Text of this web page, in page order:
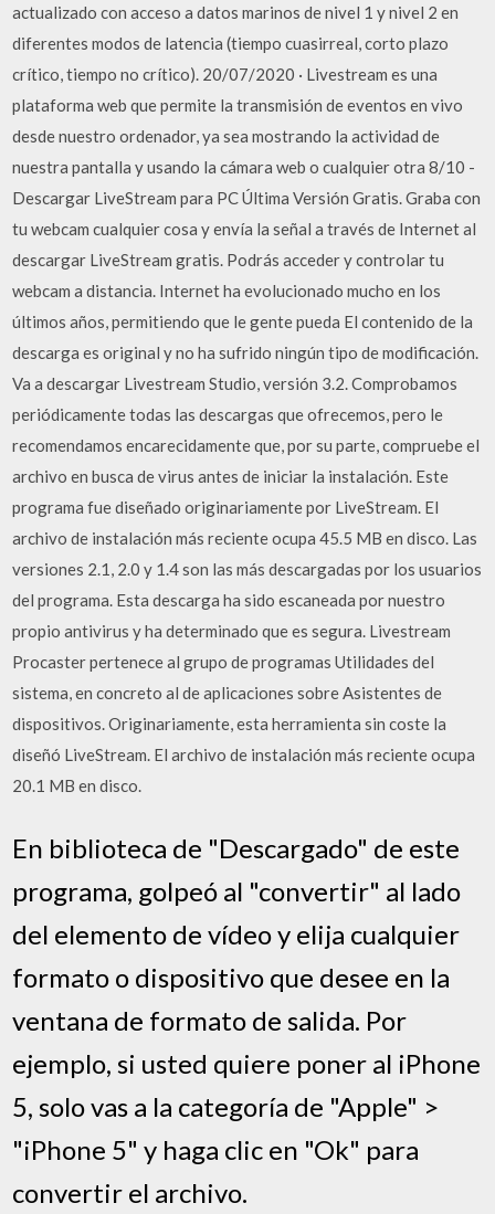
actualizado con acceso a datos marinos de nivel 1 y nivel 2 en
diferentes modos de latencia (tiempo cuasirreal, corto plazo
crítico, tiempo no crítico). 20/07/2020 · Livestream es una
plataforma web que permite la transmisión de eventos en vivo
desde nuestro ordenador, ya sea mostrando la actividad de
nuestra pantalla y usando la cámara web o cualquier otra 8/10 -
Descargar LiveStream para PC Última Versión Gratis. Graba con
tu webcam cualquier cosa y envía la señal a través de Internet al
descargar LiveStream gratis. Podrás acceder y controlar tu
webcam a distancia. Internet ha evolucionado mucho en los
últimos años, permitiendo que le gente pueda El contenido de la
descarga es original y no ha sufrido ningún tipo de modificación.
Va a descargar Livestream Studio, versión 3.2. Comprobamos
periódicamente todas las descargas que ofrecemos, pero le
recomendamos encarecidamente que, por su parte, compruebe el
archivo en busca de virus antes de iniciar la instalación. Este
programa fue diseñado originariamente por LiveStream. El
archivo de instalación más reciente ocupa 45.5 MB en disco. Las
versiones 2.1, 2.0 y 1.4 son las más descargadas por los usuarios
del programa. Esta descarga ha sido escaneada por nuestro
propio antivirus y ha determinado que es segura. Livestream
Procaster pertenece al grupo de programas Utilidades del
sistema, en concreto al de aplicaciones sobre Asistentes de
dispositivos. Originariamente, esta herramienta sin coste la
diseñó LiveStream. El archivo de instalación más reciente ocupa
20.1 MB en disco.
En biblioteca de "Descargado" de este
programa, golpeó al "convertir" al lado
del elemento de vídeo y elija cualquier
formato o dispositivo que desee en la
ventana de formato de salida. Por
ejemplo, si usted quiere poner al iPhone
5, solo vas a la categoría de "Apple" >
"iPhone 5" y haga clic en "Ok" para
convertir el archivo.